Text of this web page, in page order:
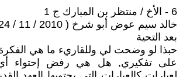
6 - الأخ / منتظر بن المبارك ج 1
خالد سيم عوض أبو شرخ ( 2010 / 11 / 24 - 20:57 )
بعد التحية
حبذا لو وضحت لي وللقاريء ما هي
على تفكيري, هل هي رفض إحتواء